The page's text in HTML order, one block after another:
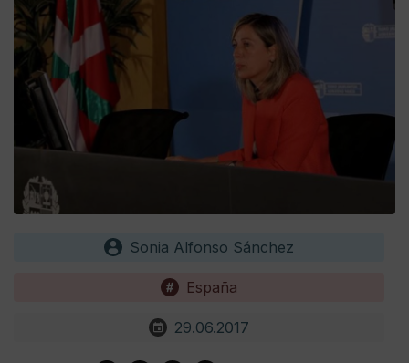
Sonia Alfonso Sánchez
España
29.06.2017